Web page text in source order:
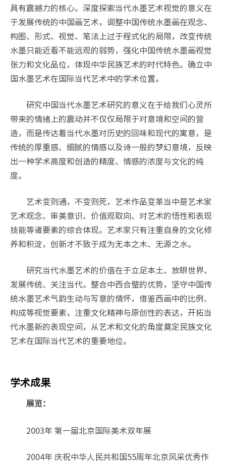
具有震撼力的核心。深度探索当代水墨艺术视觉的意义在
于发展传统的中国画艺术，调整中国传统水墨画在观念、
构图、形式、视觉、笔法上过于程式化的局限，改变传统
水墨只能近看不能远观的弱势，强化中国传统水墨画视觉
张力和文化品位，体现中华民族艺术的时代特色。确立中
国水墨艺术在国际当代艺术中的学术位置。
研究中国当代水墨艺术研究的意义在于给我们心灵所
带来的情绪上的震动并不仅仅局限于对意境和空间的营
造，而是传达着当代水墨对历史的回味和现代的寓意，是
传统的厚重感、细腻的情感以及诗一般的梦幻意境，反映
出一种学术高度和创造的精度、情感的浓度与文化的纯
度。
艺术变则通，不变则死，艺术作品变革当中是艺术家
艺术观念、审美意识、价值观取向、对艺术的悟性和表现
技能等诸要素的综合体现。艺术家只有注重自身的文化修
养和积淀，创新才不致于成为无本之木、无源之水。
研究当代水墨艺术的价值在于立足本土、放眼世界、
发展传统、关注当代。整合中西合璧的优势，坚守中国传
统水墨艺术气韵生动与写意的情怀，借鉴西画中的比例、
构成等视觉要素，注重文化精神与原创性的表达，开拓当
代水墨新的表现空间，从艺术和文化的角度奠定民族文化
艺术在国际当代艺术的重要地位。
学术成果
展览：
2003年 第一届北京国际美术双年展
2004年 庆祝中华人民共和国55周年北京风采优秀作